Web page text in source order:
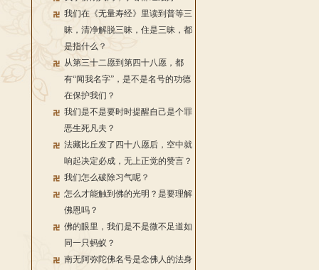
我们在《无量寿经》里读到普等三
昧，清净解脱三昧，住是三昧，都
是指什么？
从第三十二愿到第四十八愿，都
有“闻我名字”，是不是名号的功德
在保护我们？
我们是不是要时时提醒自己是个罪
恶生死凡夫？
法藏比丘发了四十八愿后，空中就
响起决定必成，无上正觉的赞言？
我们怎么破除习气呢？
怎么才能触到佛的光明？是要理解
佛恩吗？
佛的眼里，我们是不是微不足道如
同一只蚂蚁？
南无阿弥陀佛名号是念佛人的法身